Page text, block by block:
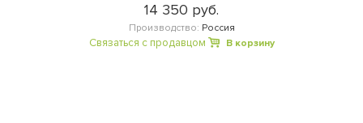
14 350 руб.
Производство: Россия
Связаться с продавцом В корзину